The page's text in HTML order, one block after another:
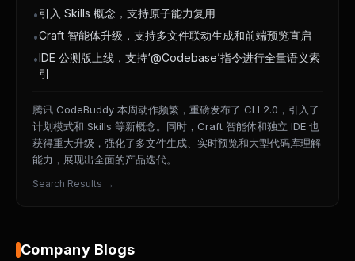
•引入 Skills 概念，支持原子能力复用
•Craft 智能体升级，支持多文件联动生成和前端预览直启
•IDE 公测版上线，支持‘@Codebase’指令进行全量语义索
引
腾讯 CodeBuddy 本周动作频繁，重磅发布了 CLI 2.0，引入了
计划模式和 Skills 等新概念。同时，Craft 智能体和独立 IDE 也
获得重大升级，强化了多文件生成、实时预览和大型代码库理解
能力，展现出全面的产品迭代。
Search Results →
Company Blogs